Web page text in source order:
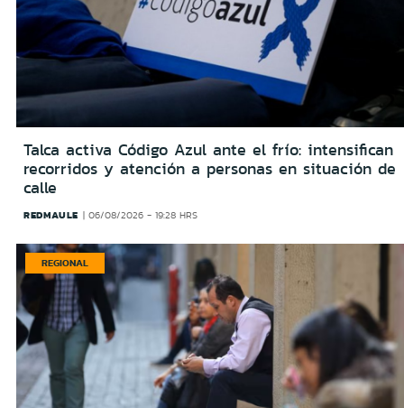
Talca activa Código Azul ante el frío: intensifican
recorridos y atención a personas en situación de
calle
REDMAULE 06/08/2026 - 19:28 HRS
REGIONAL